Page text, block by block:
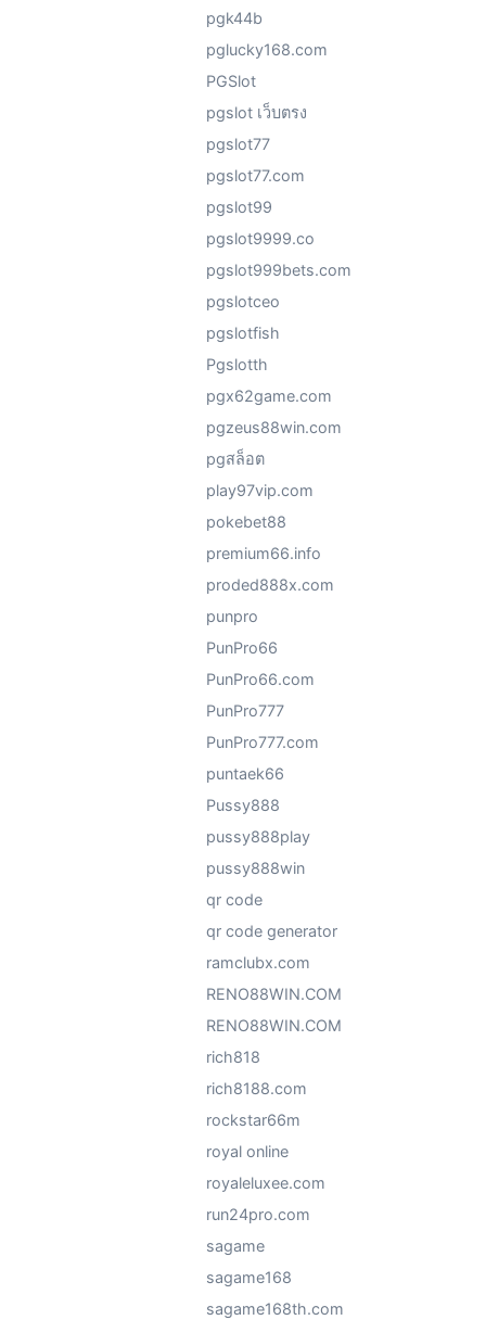
pgk44b
pglucky168.com
PGSlot
pgslot เว็บตรง
pgslot77
pgslot77.com
pgslot99
pgslot9999.co
pgslot999bets.com
pgslotceo
pgslotfish
Pgslotth
pgx62game.com
pgzeus88win.com
pgสล็อต
play97vip.com
pokebet88
premium66.info
proded888x.com
punpro
PunPro66
PunPro66.com
PunPro777
PunPro777.com
puntaek66
Pussy888
pussy888play
pussy888win
qr code
qr code generator
ramclubx.com
RENO88WIN.COM
RENO88WIN.COM
rich818
rich8188.com
rockstar66m
royal online
royaleluxee.com
run24pro.com
sagame
sagame168
sagame168th.com